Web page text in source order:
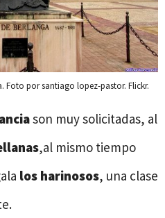
Foto por santiago lopez-pastor. Flickr.
son muy solicitadas, al
,al mismo tiempo
los harinosos, una clase